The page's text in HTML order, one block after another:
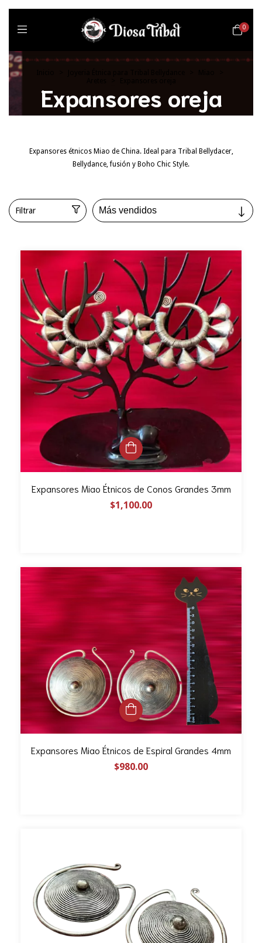
0
Expansores oreja
Expansores étnicos Miao de China. Ideal para Tribal Bellydacer,
Bellydance, fusión y Boho Chic Style.
Filtrar
Expansores Miao Étnicos de Conos Grandes 3mm
$1,100.00
Expansores Miao Étnicos de Espiral Grandes 4mm
$980.00